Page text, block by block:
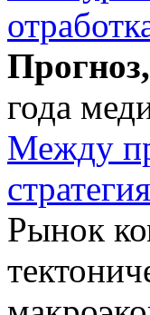
года
Между
Рынок